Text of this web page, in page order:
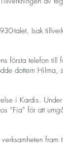
talet. Isak
första telefon till
dottern
i Kardis.
”Fia” för att